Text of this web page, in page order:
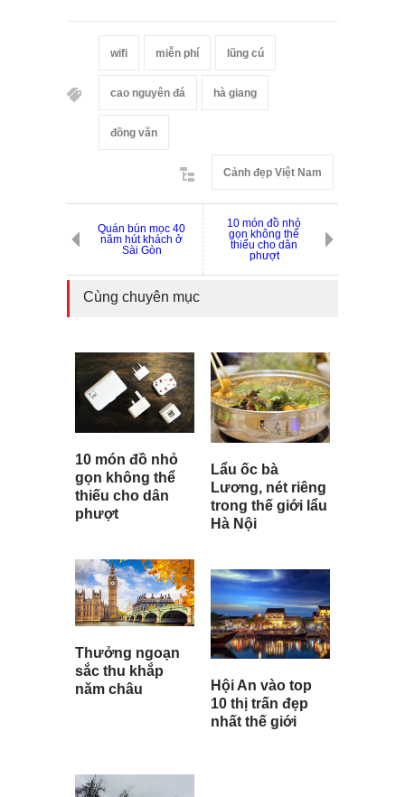
wifi miễn phí lũng cú
cao nguyên đá hà giang
đồng văn
Cảnh đẹp Việt Nam
Quán bún mọc 40
năm hút khách ở
Sài Gòn
10 món đồ nhỏ
gọn không thể
thiếu cho dân
phượt
Cùng chuyên mục
10 món đồ nhỏ
gọn không thể
thiếu cho dân
phượt
Thưởng ngoạn
sắc thu khắp
năm châu
Lẩu ốc bà
Lương, nét riêng
trong thế giới lẩu
Hà Nội
Hội An vào top
10 thị trấn đẹp
nhất thế giới